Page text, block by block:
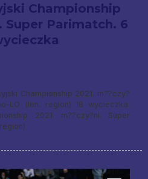
Championship
Super Parimatch. 6
Championship 2021. m??czy?
LO (len. region) 18 wycieczka.
2021. m??czy?ni. Super